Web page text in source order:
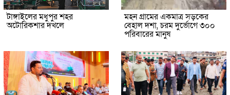
টাঙ্গাইলের মধুপুর শহর
অটোরিকশার দখলে
মহন গ্রামের একমাত্র সড়কের
বেহাল দশা, চরম দুর্ভোগে ৩০০
পরিবারের মানুষ